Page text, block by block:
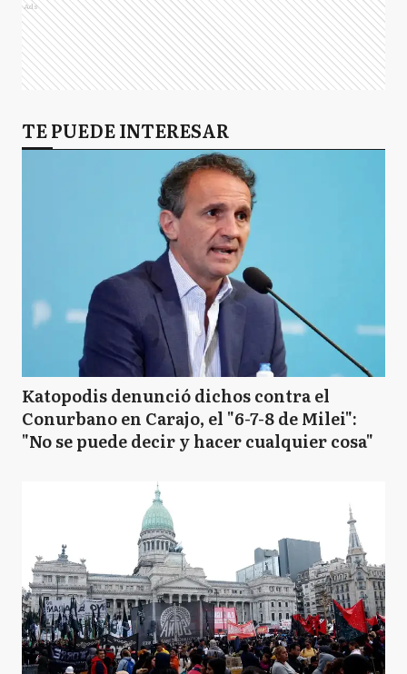
Ads
TE PUEDE INTERESAR
Katopodis denunció dichos contra el
Conurbano en Carajo, el "6-7-8 de Milei":
"No se puede decir y hacer cualquier cosa"